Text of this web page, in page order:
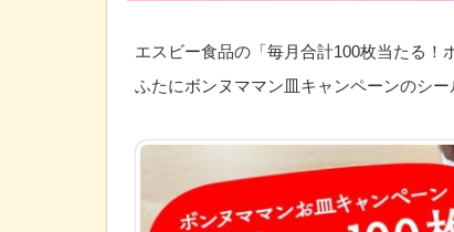
エスビー食品の「毎月合計100枚当たる
ふたにボンヌママン皿キャンペーンのシ